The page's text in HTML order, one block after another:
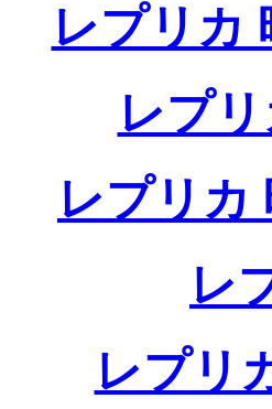
レプリカ
レプ
レプリカ
レ
レプリ